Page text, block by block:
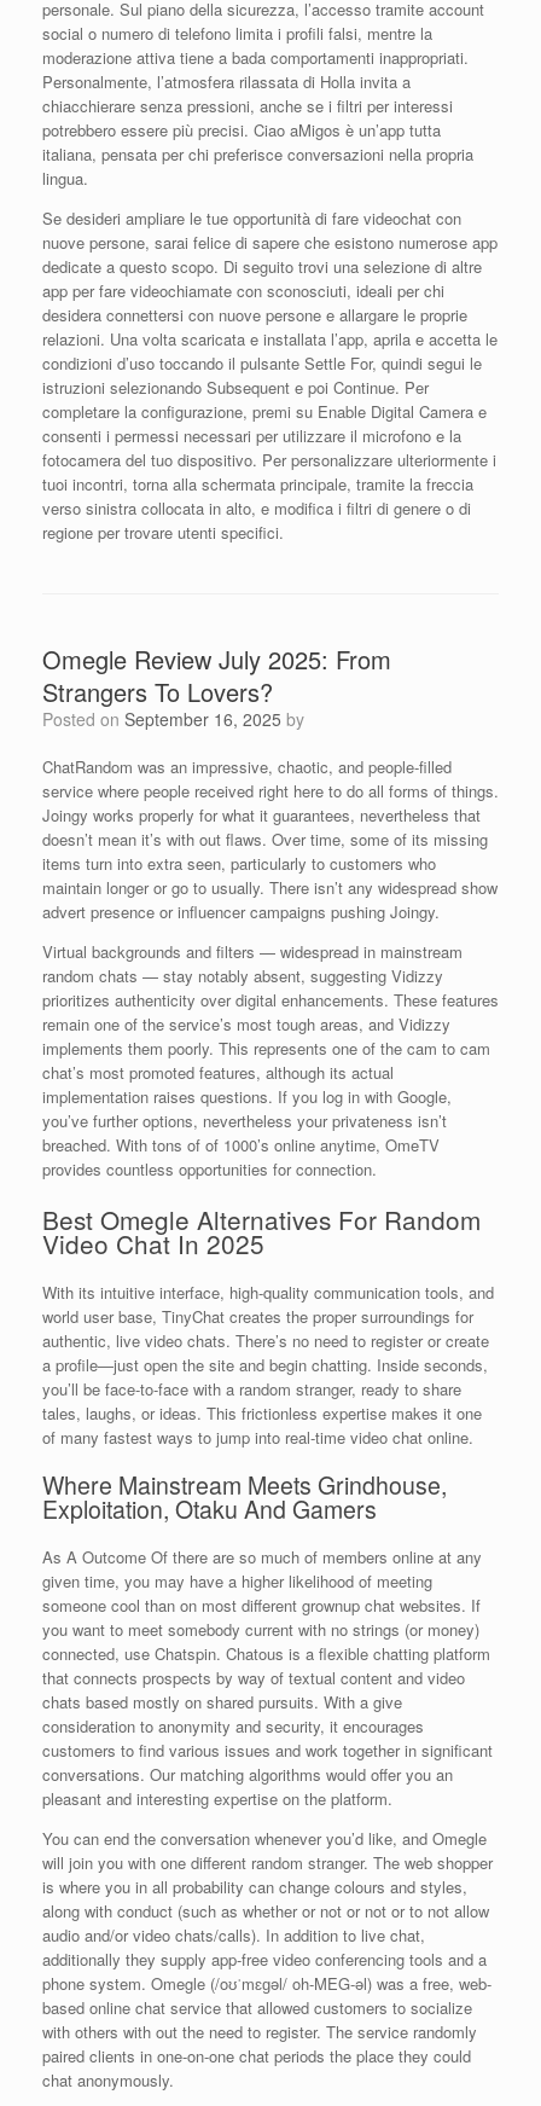
personale. Sul piano della sicurezza, l’accesso tramite account
social o numero di telefono limita i profili falsi, mentre la
moderazione attiva tiene a bada comportamenti inappropriati.
Personalmente, l’atmosfera rilassata di Holla invita a
chiacchierare senza pressioni, anche se i filtri per interessi
potrebbero essere più precisi. Ciao aMigos è un’app tutta
italiana, pensata per chi preferisce conversazioni nella propria
lingua.
Se desideri ampliare le tue opportunità di fare videochat con
nuove persone, sarai felice di sapere che esistono numerose app
dedicate a questo scopo. Di seguito trovi una selezione di altre
app per fare videochiamate con sconosciuti, ideali per chi
desidera connettersi con nuove persone e allargare le proprie
relazioni. Una volta scaricata e installata l’app, aprila e accetta le
condizioni d’uso toccando il pulsante Settle For, quindi segui le
istruzioni selezionando Subsequent e poi Continue. Per
completare la configurazione, premi su Enable Digital Camera e
consenti i permessi necessari per utilizzare il microfono e la
fotocamera del tuo dispositivo. Per personalizzare ulteriormente i
tuoi incontri, torna alla schermata principale, tramite la freccia
verso sinistra collocata in alto, e modifica i filtri di genere o di
regione per trovare utenti specifici.
Omegle Review July 2025: From
Strangers To Lovers?
Posted on September 16, 2025 by
ChatRandom was an impressive, chaotic, and people-filled
service where people received right here to do all forms of things.
Joingy works properly for what it guarantees, nevertheless that
doesn’t mean it’s with out flaws. Over time, some of its missing
items turn into extra seen, particularly to customers who
maintain longer or go to usually. There isn’t any widespread show
advert presence or influencer campaigns pushing Joingy.
Virtual backgrounds and filters — widespread in mainstream
random chats — stay notably absent, suggesting Vidizzy
prioritizes authenticity over digital enhancements. These features
remain one of the service’s most tough areas, and Vidizzy
implements them poorly. This represents one of the cam to cam
chat’s most promoted features, although its actual
implementation raises questions. If you log in with Google,
you’ve further options, nevertheless your privateness isn’t
breached. With tons of of 1000’s online anytime, OmeTV
provides countless opportunities for connection.
Best Omegle Alternatives For Random
Video Chat In 2025
With its intuitive interface, high-quality communication tools, and
world user base, TinyChat creates the proper surroundings for
authentic, live video chats. There’s no need to register or create
a profile—just open the site and begin chatting. Inside seconds,
you’ll be face-to-face with a random stranger, ready to share
tales, laughs, or ideas. This frictionless expertise makes it one
of many fastest ways to jump into real-time video chat online.
Where Mainstream Meets Grindhouse,
Exploitation, Otaku And Gamers
As A Outcome Of there are so much of members online at any
given time, you may have a higher likelihood of meeting
someone cool than on most different grownup chat websites. If
you want to meet somebody current with no strings (or money)
connected, use Chatspin. Chatous is a flexible chatting platform
that connects prospects by way of textual content and video
chats based mostly on shared pursuits. With a give
consideration to anonymity and security, it encourages
customers to find various issues and work together in significant
conversations. Our matching algorithms would offer you an
pleasant and interesting expertise on the platform.
You can end the conversation whenever you’d like, and Omegle
will join you with one different random stranger. The web shopper
is where you in all probability can change colours and styles,
along with conduct (such as whether or not or not or to not allow
audio and/or video chats/calls). In addition to live chat,
additionally they supply app-free video conferencing tools and a
phone system. Omegle (/oʊˈmɛɡəl/ oh-MEG-əl) was a free, web-
based online chat service that allowed customers to socialize
with others with out the need to register. The service randomly
paired clients in one-on-one chat periods the place they could
chat anonymously.